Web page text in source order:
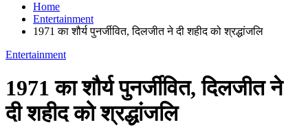
Home
Entertainment
1971 का शौर्य पुनर्जीवित, दिलजीत ने दी शहीद को श्रद्धांजलि
Entertainment
1971 का शौर्य पुनर्जीवित, दिलजीत ने
दी शहीद को श्रद्धांजलि